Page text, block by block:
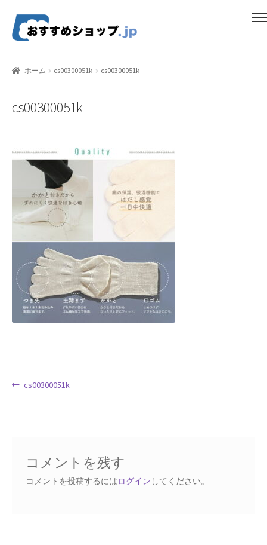
ナ
ビ
ン
キ
コ
ン
ス
プ
ギフトカタログ（ユニバース）
CF Dashboard
CF User Registration
CF campaign form
CF Listing Page
Request a Quote
Affiliate Dashboard
ホーム cs00300051k cs00300051k
cs00300051k
投 前
cs00300051k
コメントを残す
コメントを投稿するにはログイン してください。